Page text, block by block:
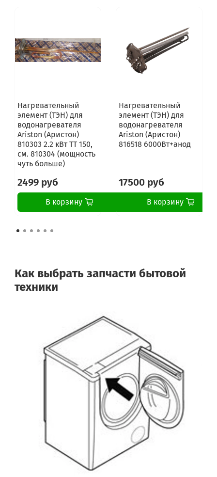
Нагревательный
элемент (ТЭН) для
водонагревателя
Ariston (Аристон)
810303 2.2 кВт ТТ 150,
см. 810304 (мощность
чуть больше)
2499 руб
В корзину
Нагревательный
элемент (ТЭН) для
водонагревателя
Ariston (Аристон)
816518 6000Вт+анод
17500 руб
В корзину
Как выбрать запчасти бытовой
техники